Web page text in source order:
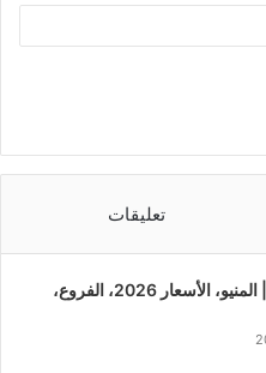
تعليقات
بيت المكرونة | المنيو، الأسعار 2026، الفروع،